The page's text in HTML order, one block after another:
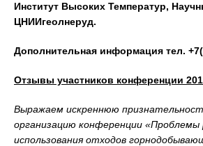
Институт Высоких Температур,
ЦНИИгеолнеруд.
Дополнительная информация тел.
Отзывы участников конференции
Выражаем искреннюю
организацию конференции «Проблемы
использования отходов